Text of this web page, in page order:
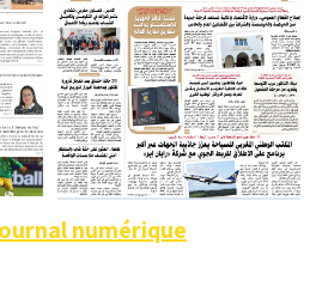
numérique